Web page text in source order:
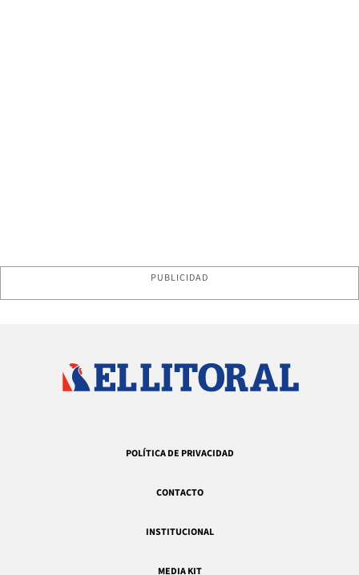
PUBLICIDAD
POLÍTICA DE PRIVACIDAD
CONTACTO
INSTITUCIONAL
MEDIA KIT